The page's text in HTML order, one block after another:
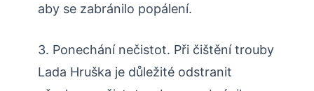
aby se zabránilo popálení.
3. Ponechání nečistot. Při čištění trouby
Lada Hruška je důležité odstranit